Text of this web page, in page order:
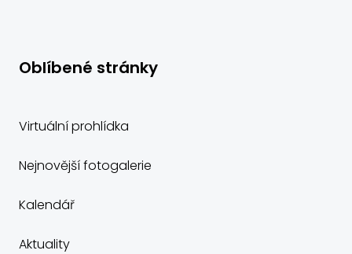
Oblíbené stránky
Virtuální prohlídka
Nejnovější fotogalerie
Kalendář
Aktuality